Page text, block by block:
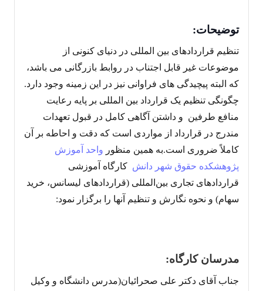
توضیحات:
تنظیم قراردادهای بین المللی در دنیای کنونی از
موضوعات غیر قابل اجتناب در روابط بازرگانی می باشد،
که البته پیچیدگی های فراوانی نیز در این زمینه وجود دارد.
چگونگی تنظیم یک قرارداد بین المللی بر پایه رعایت
منافع طرفین و داشتن آگاهی کامل در قبول تعهدات
مندرج در قرارداد از مواردی است که دقت و احاطه بر آن
کاملاً ضروری است.به همین منظور واحد آموزش
پژوهشکده حقوق شهر دانش کارگاه آموزشی
قراردادهای تجاری بین‌المللی (قراردادهای لیسانس، خرید
سهام) و نحوه نگارش و تنظیم آنها را برگزار نمود:
مدرسان کارگاه:
جناب آقای دکتر علی صحرائیان(مدرس دانشگاه و وکیل